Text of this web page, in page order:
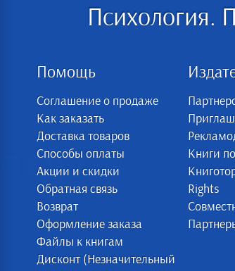
Психология.
Помощь
Соглашение о продаже
Как заказать
Доставка товаров
Способы оплаты
Акции и скидки
Обратная связь
Возврат
Оформление заказа
Файлы к книгам
Дисконт (Незначительный
Книги
Rights